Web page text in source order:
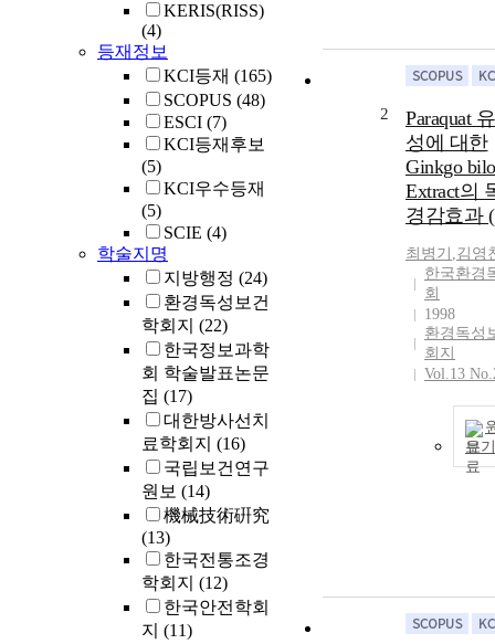
KERIS(RISS)
(4)
등재정보
KCI등재 (165)
SCOPUS (48)
ESCI (7)
KCI등재후보
(5)
KCI우수등재
(5)
SCIE (4)
학술지명
지방행정 (24)
환경독성보건
학회지 (22)
한국정보과학
회 학술발표논문
집 (17)
대한방사선치
료학회지 (16)
국립보건연구
원보 (14)
機械技術硏究
(13)
한국전통조경
학회지 (12)
한국안전학회
지 (11)
2
Paraquat
성에 대한
Ginkgo
Extract의
경감효과
최병기 ,김영
한국환경
회
1998
환경독성
회지
Vol.13
보기